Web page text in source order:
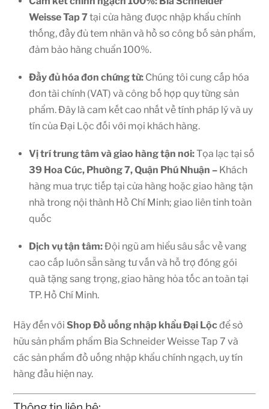
Weisse Tap 7tại cửa hàng được nhập khẩu chính
thống, đầy đủ tem nhãn và hồ sơ công bố sản phẩm,
đảm bảo hàng chuẩn 100%.
Đầy đủ hóa đơn chứng từ: Chúng tôi cung cấp hóa
đơn tài chính (VAT) và công bố hợp quy từng sản
phẩm. Đây là cam kết cao nhất về tính pháp lý và uy
tín của Đại Lộc đối với mọi khách hàng.
Vị trí trung tâm và giao hàng tận nơi:Tọa lạc tại số
39 Hoa Cúc, Phường 7, Quận Phú Nhuận – Khách
hàng mua trực tiếp tại cửa hàng hoặc giao hàng tận
nhà trong nội thành Hồ Chí Minh; giao liên tỉnh toàn
quốc
Dịch vụ tận tâm:Đội ngũ am hiểu sâu sắc về vang
cao cấp luôn sẵn sàng tư vấn và hỗ trợ đóng gói
quà tặng sang trọng, giao hàng hỏa tốc an toàn tại
TP. Hồ Chí Minh.
Hãy đến vớiShopĐồ uống nhập khẩu Đại Lộcđể sở
hữu sản phẩm phẩm Bia Schneider Weisse Tap 7 và
các sản phẩm đồ uống nhập khẩu chính ngạch, uy tín
hàng đầu hiện nay.